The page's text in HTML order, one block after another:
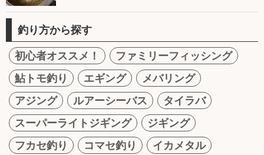
釣り方から探す
初心者オススメ！
ファミリーフィッシング
鮎トモ釣り
エギング
メバリング
アジング
ルアーシーバス
タイラバ
スーパーライトジギング
ジギング
フカセ釣り
コマセ釣り
イカメタル